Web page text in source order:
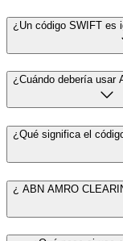
¿Un código SWIFT es
¿Cuándo debería usar
¿Qué significa el
¿ ABN AMRO